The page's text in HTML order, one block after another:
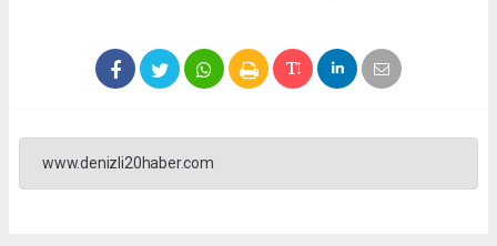
www.denizli20haber.com